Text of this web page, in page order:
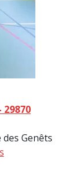
29870
Genêts